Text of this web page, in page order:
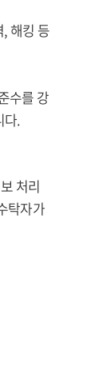
해킹 등
수를 강
다.
처리
탁자가